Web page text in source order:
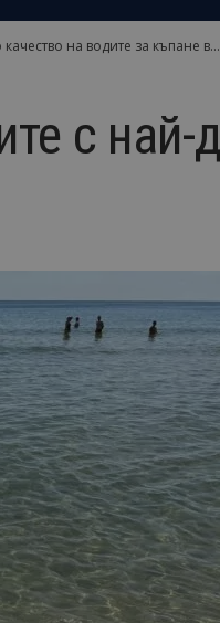
на водите за къпане в...
с